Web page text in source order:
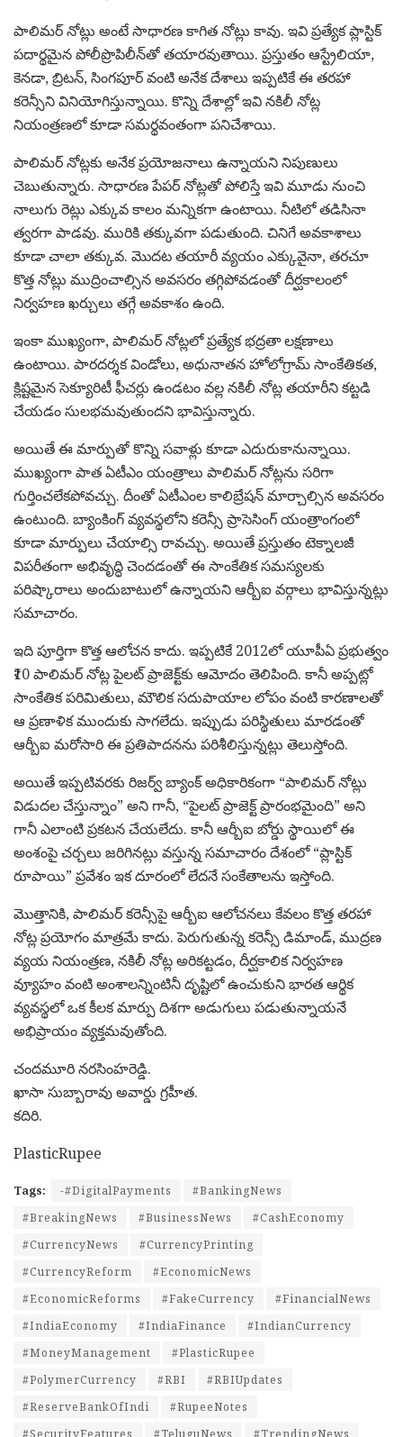
పాలిమర్ నోట్లు అంటే సాధారణ కాగిత నోట్లు కావు. ఇవి ప్రత్యేక ప్లాస్టిక్
పదార్థమైన పోలీప్రొపిలీన్‌తో తయారవుతాయి. ప్రస్తుతం ఆస్ట్రేలియా,
కెనడా, బ్రిటన్, సింగపూర్ వంటి అనేక దేశాలు ఇప్పటికే ఈ తరహా
కరెన్సీని వినియోగిస్తున్నాయి. కొన్ని దేశాల్లో ఇవి నకిలీ నోట్ల
నియంత్రణలో కూడా సమర్థవంతంగా పనిచేశాయి.
పాలిమర్ నోట్లకు అనేక ప్రయోజనాలు ఉన్నాయని నిపుణులు
చెబుతున్నారు. సాధారణ పేపర్ నోట్లతో పోలిస్తే ఇవి మూడు నుంచి
నాలుగు రెట్లు ఎక్కువ కాలం మన్నికగా ఉంటాయి. నీటిలో తడిసినా
త్వరగా పాడవు. మురికి తక్కువగా పడుతుంది. చినిగే అవకాశాలు
కూడా చాలా తక్కువ. మొదట తయారీ వ్యయం ఎక్కువైనా, తరచూ
కొత్త నోట్లు ముద్రించాల్సిన అవసరం తగ్గిపోవడంతో దీర్ఘకాలంలో
నిర్వహణ ఖర్చులు తగ్గే అవకాశం ఉంది.
ఇంకా ముఖ్యంగా, పాలిమర్ నోట్లలో ప్రత్యేక భద్రతా లక్షణాలు
ఉంటాయి. పారదర్శక విండోలు, అధునాతన హోలోగ్రామ్ సాంకేతికత,
క్లిష్టమైన సెక్యూరిటీ ఫీచర్లు ఉండటం వల్ల నకిలీ నోట్ల తయారీని కట్టడి
చేయడం సులభమవుతుందని భావిస్తున్నారు.
అయితే ఈ మార్పుతో కొన్ని సవాళ్లు కూడా ఎదురుకానున్నాయి.
ముఖ్యంగా పాత ఏటీఎం యంత్రాలు పాలిమర్ నోట్లను సరిగా
గుర్తించలేకపోవచ్చు. దీంతో ఏటీఎంల కాలిబ్రేషన్ మార్చాల్సిన అవసరం
ఉంటుంది. బ్యాంకింగ్ వ్యవస్థలోని కరెన్సీ ప్రాసెసింగ్ యంత్రాంగంలో
కూడా మార్పులు చేయాల్సి రావచ్చు. అయితే ప్రస్తుతం టెక్నాలజీ
విపరీతంగా అభివృద్ధి చెందడంతో ఈ సాంకేతిక సమస్యలకు
పరిష్కారాలు అందుబాటులో ఉన్నాయని ఆర్బీఐ వర్గాలు భావిస్తున్నట్లు
సమాచారం.
ఇది పూర్తిగా కొత్త ఆలోచన కాదు. ఇప్పటికే 2012లో యూపీఏ ప్రభుత్వం
₹10 పాలిమర్ నోట్ల పైలట్ ప్రాజెక్ట్‌కు ఆమోదం తెలిపింది. కానీ అప్పట్లో
సాంకేతిక పరిమితులు, మౌలిక సదుపాయాల లోపం వంటి కారణాలతో
ఆ ప్రణాళిక ముందుకు సాగలేదు. ఇప్పుడు పరిస్థితులు మారడంతో
ఆర్బీఐ మరోసారి ఈ ప్రతిపాదనను పరిశీలిస్తున్నట్లు తెలుస్తోంది.
అయితే ఇప్పటివరకు రిజర్వ్ బ్యాంక్ అధికారికంగా “పాలిమర్ నోట్లు
విడుదల చేస్తున్నాం” అని గానీ, “పైలట్ ప్రాజెక్ట్ ప్రారంభమైంది” అని
గానీ ఎలాంటి ప్రకటన చేయలేదు. కానీ ఆర్బీఐ బోర్డు స్థాయిలో ఈ
అంశంపై చర్చలు జరిగినట్లు వస్తున్న సమాచారం దేశంలో “ప్లాస్టిక్
రూపాయి” ప్రవేశం ఇక దూరంలో లేదనే సంకేతాలను ఇస్తోంది.
మొత్తానికి, పాలిమర్ కరెన్సీపై ఆర్బీఐ ఆలోచనలు కేవలం కొత్త తరహా
నోట్ల ప్రయోగం మాత్రమే కాదు. పెరుగుతున్న కరెన్సీ డిమాండ్, ముద్రణ
వ్యయ నియంత్రణ, నకిలీ నోట్ల అరికట్టడం, దీర్ఘకాలిక నిర్వహణ
వ్యూహం వంటి అంశాలన్నింటినీ దృష్టిలో ఉంచుకుని భారత ఆర్థిక
వ్యవస్థలో ఒక కీలక మార్పు దిశగా అడుగులు పడుతున్నాయనే
అభిప్రాయం వ్యక్తమవుతోంది.
చందమూరి నరసింహరెడ్డి.
ఖాసా సుబ్బారావు అవార్డు గ్రహీత.
కదిరి.
PlasticRupee
Tags: -#DigitalPayments
#BankingNews
#BreakingNews
#BusinessNews
#CashEconomy
#CurrencyNews
#CurrencyPrinting
#CurrencyReform
#EconomicNews
#EconomicReforms
#FakeCurrency
#FinancialNews
#IndiaEconomy
#IndiaFinance
#IndianCurrency
#MoneyManagement
#PlasticRupee
#PolymerCurrency
#RBI
#RBIUpdates
#ReserveBankOfIndi
#RupeeNotes
#SecurityFeatures
#TeluguNews #TrendingNews